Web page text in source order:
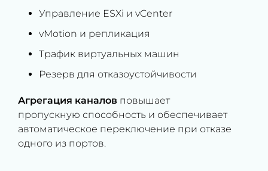
Управление ESXi и vCenter
vMotion и репликация
Трафик виртуальных машин
Резерв для отказоустойчивости
Агрегация каналов повышает
пропускную способность и обеспечивает
автоматическое переключение при отказе
одного из портов.